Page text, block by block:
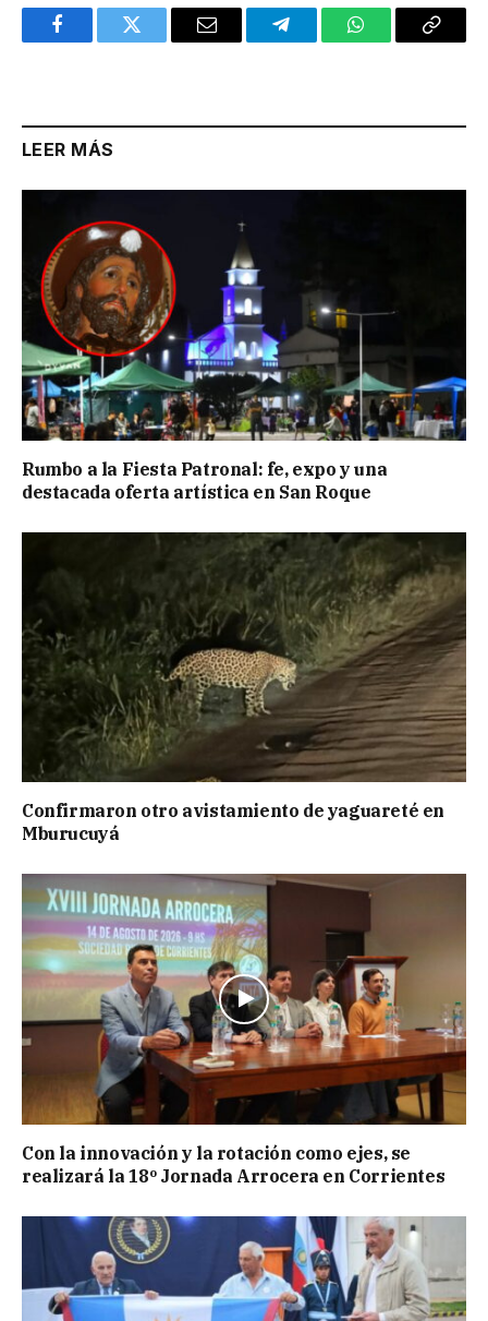
FacebookTwitter Email TelegramWhatsAppCopy
LEER MÁS
Rumbo a la Fiesta Patronal: fe, expo y una
destacada oferta artística en San Roque
Confirmaron otro avistamiento de yaguareté en
Mburucuyá
Con la innovación y la rotación como ejes, se
realizará la 18º Jornada Arrocera en Corrientes